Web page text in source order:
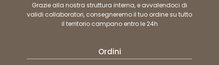
Grazie alla nostra struttura interna, e avvalendoci di
validi collaboratori, consegneremo il tuo ordine su tutto
il territorio campano entro le 24h
Ordini